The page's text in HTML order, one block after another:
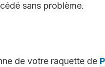
sans problème.
de votre raquette de